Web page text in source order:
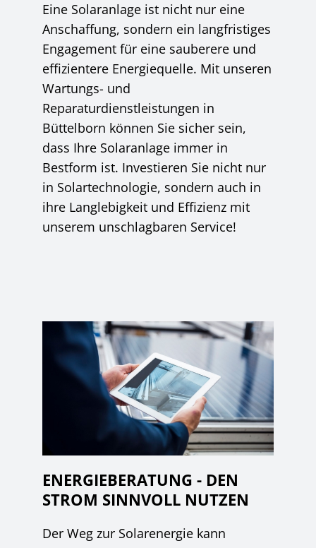
Eine Solaranlage ist nicht nur eine
Anschaffung, sondern ein langfristiges
Engagement für eine sauberere und
effizientere Energiequelle. Mit unseren
Wartungs- und
Reparaturdienstleistungen in
Büttelborn können Sie sicher sein,
dass Ihre Solaranlage immer in
Bestform ist. Investieren Sie nicht nur
in Solartechnologie, sondern auch in
ihre Langlebigkeit und Effizienz mit
unserem unschlagbaren Service!
ENERGIEBERATUNG - DEN
STROM SINNVOLL NUTZEN
Der Weg zur Solarenergie kann